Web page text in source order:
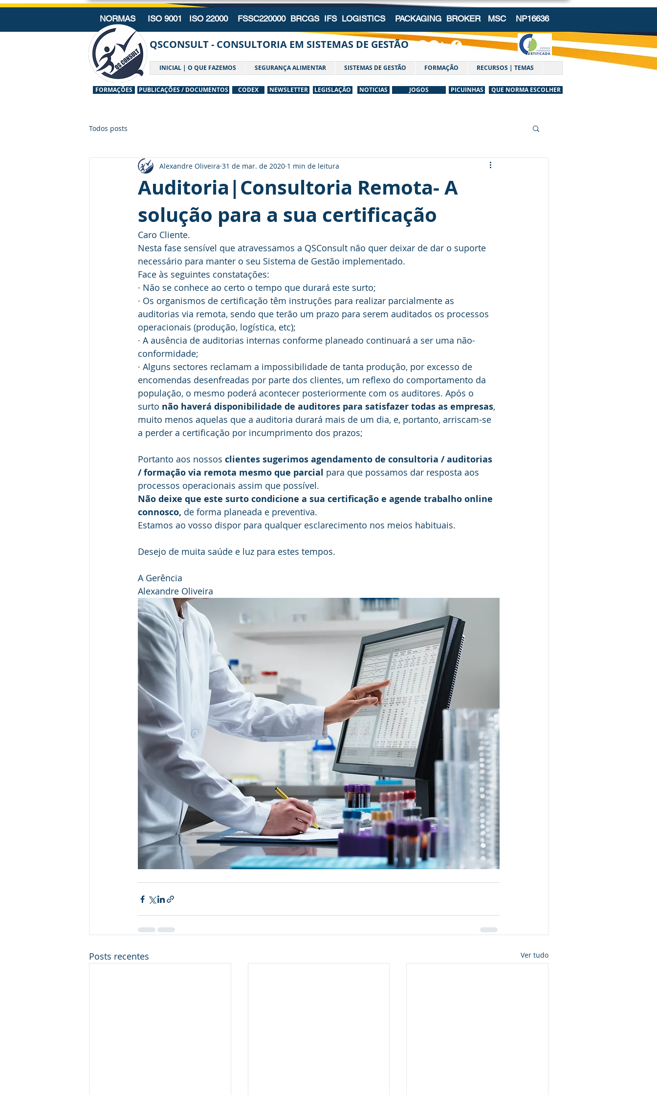
INICIAL | O QUE FAZEMOS SEGURANÇA ALIMENTAR SISTEMAS DE GESTÃO FORMAÇÃO RECURSOS | TEMAS
QSCONSULT - CONSULTORIA EM SISTEMAS DE GESTÃO
NORMAS ISO 9001 ISO 22000 FSSC220000 BRCGS IFS LOGISTICS PACKAGING BROKER MSC NP16636
FORMAÇÕES CODEX LEGISLAÇÃO
PUBLICAÇÕES / DOCUMENTOS NEWSLETTER QUE NORMA ESCOLHER
JOGOS
NOTICIAS PICUINHAS
Todos posts
Auditoria|Consultoria Remota- A
solução para a sua certificação
Alexandre Oliveira 31 de mar. de 2020 1 min de leitura
Caro Cliente.
Nesta fase sensível que atravessamos a QSConsult não quer deixar de dar o suporte
necessário para manter o seu Sistema de Gestão implementado.
Face às seguintes constatações:
· Não se conhece ao certo o tempo que durará este surto;
· Os organismos de certificação têm instruções para realizar parcialmente as
auditorias via remota, sendo que terão um prazo para serem auditados os processos
operacionais (produção, logística, etc);
· A ausência de auditorias internas conforme planeado continuará a ser uma não-
conformidade;
· Alguns sectores reclamam a impossibilidade de tanta produção, por excesso de
encomendas desenfreadas por parte dos clientes, um reflexo do comportamento da
população, o mesmo poderá acontecer posteriormente com os auditores. Após o
surto não haverá disponibilidade de auditores para satisfazer todas as empresas,
muito menos aquelas que a auditoria durará mais de um dia, e, portanto, arriscam-se
a perder a certificação por incumprimento dos prazos;
Portanto aos nossos clientes sugerimos agendamento de consultoria / auditorias
/ formação via remota mesmo que parcial para que possamos dar resposta aos
processos operacionais assim que possível.
Não deixe que este surto condicione a sua certificação e agende trabalho online
connosco, de forma planeada e preventiva.
Estamos ao vosso dispor para qualquer esclarecimento nos meios habituais.
Desejo de muita saúde e luz para estes tempos.
A Gerência
Alexandre Oliveira
Posts recentes Ver tudo